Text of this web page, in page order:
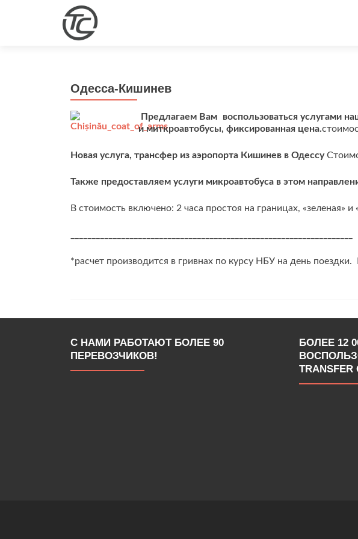
Одесса-Кишинев
Предлагаем Вам воспользоваться услугами
и миткроавтобусы, фиксированная цена.
Новая услуга, трансфер из аэропорта Кишинев в Одессу
Также предоставляем услуги микроавтобуса в этом
В стоимость включено: 2 часа простоя на границах, «зеленая» и
*расчет производится в гривнах по курсу НБУ на день
С НАМИ РАБОТАЮТ БОЛЕЕ 90
ПЕРЕВОЗЧИКОВ!
БОЛЕЕ 12
TRANSFER